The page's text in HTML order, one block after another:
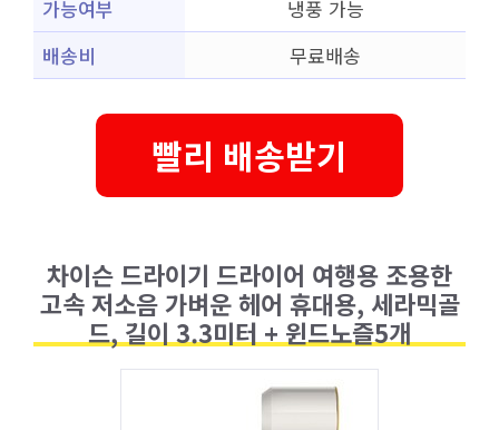
가능여부
냉풍 가능
배송비
무료배송
빨리 배송받기
차이슨 드라이기 드라이어 여행용 조용한
고속 저소음 가벼운 헤어 휴대용, 세라믹골
드, 길이 3.3미터 + 윈드노즐5개